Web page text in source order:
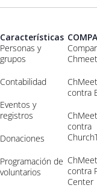
Características
Personas y
grupos
Contabilidad
Eventos y
registros
Donaciones
Programación de
voluntarios
contra
contra
contra
Center